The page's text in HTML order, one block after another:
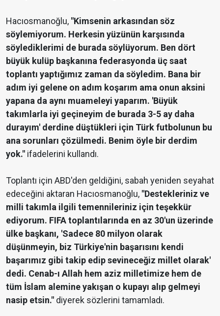
Hacıosmanoğlu, "Kimsenin arkasından söz
söylemiyorum. Herkesin yüzünün karşısında
söylediklerimi de burada söylüyorum. Ben dört
büyük kulüp başkanına federasyonda üç saat
toplantı yaptığımız zaman da söyledim. Bana bir
adım iyi gelene on adım koşarım ama onun aksini
yapana da aynı muameleyi yaparım. 'Büyük
takımlarla iyi geçineyim de burada 3-5 ay daha
durayım' derdine düştükleri için Türk futbolunun bu
ana sorunları çözülmedi. Benim öyle bir derdim
yok." ifadelerini kullandı.
Toplantı için ABD'den geldiğini, sabah yeniden seyahat
edeceğini aktaran Hacıosmanoğlu, "Destekleriniz ve
milli takımla ilgili temennileriniz için teşekkür
ediyorum. FIFA toplantılarında en az 30'un üzerinde
ülke başkanı, 'Sadece 80 milyon olarak
düşünmeyin, biz Türkiye'nin başarısını kendi
başarımız gibi takip edip sevineceğiz millet olarak'
dedi. Cenab-ı Allah hem aziz milletimize hem de
tüm İslam alemine yakışan o kupayı alıp gelmeyi
nasip etsin." diyerek sözlerini tamamladı.